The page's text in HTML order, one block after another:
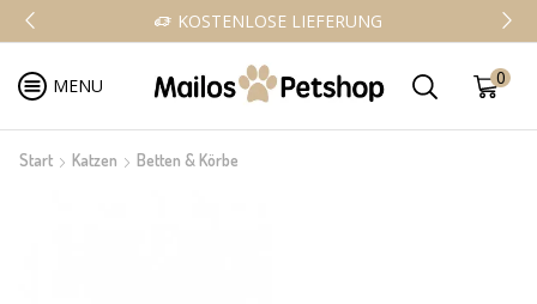
KOSTENLOSE LIEFERUNG
MENU 0
Start Katzen Betten & Körbe